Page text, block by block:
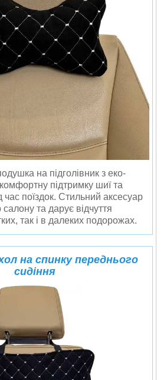
на підголівник з еко-
підтримку шиї та
поїздок. Стильний аксесуар
та дарує відчуття
так і в далеких подорожах.
на спинку переднього
сидіння